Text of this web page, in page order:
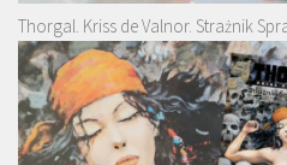
Thorgal. Kriss de Valnor. Strażnik